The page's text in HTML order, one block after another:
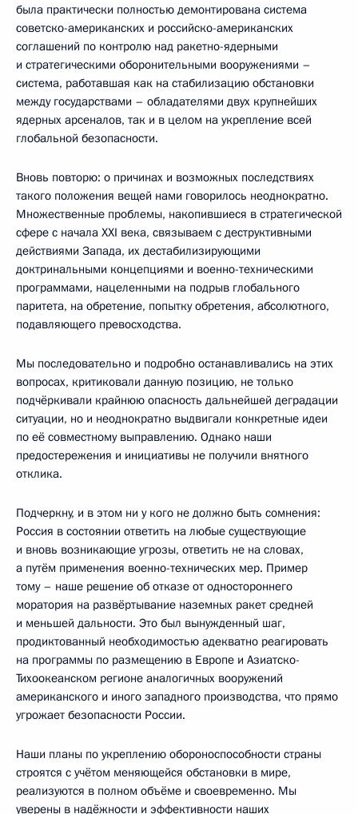
была практически полностью демонтирована система
советско-американских и российско-американских
соглашений по контролю над ракетно-ядерными
и стратегическими оборонительными вооружениями –
система, работавшая как на стабилизацию обстановки
между государствами – обладателями двух крупнейших
ядерных арсеналов, так и в целом на укрепление всей
глобальной безопасности.
Вновь повторю: о причинах и возможных последствиях
такого положения вещей нами говорилось неоднократно.
Множественные проблемы, накопившиеся в стратегической
сфере с начала XXI века, связываем с деструктивными
действиями Запада, их дестабилизирующими
доктринальными концепциями и военно-техническими
программами, нацеленными на подрыв глобального
паритета, на обретение, попытку обретения, абсолютного,
подавляющего превосходства.
Мы последовательно и подробно останавливались на этих
вопросах, критиковали данную позицию, не только
подчёркивали крайнюю опасность дальнейшей деградации
ситуации, но и неоднократно выдвигали конкретные идеи
по её совместному выправлению. Однако наши
предостережения и инициативы не получили внятного
отклика.
Подчеркну, и в этом ни у кого не должно быть сомнения:
Россия в состоянии ответить на любые существующие
и вновь возникающие угрозы, ответить не на словах,
а путём применения военно-технических мер. Пример
тому – наше решение об отказе от одностороннего
моратория на развёртывание наземных ракет средней
и меньшей дальности. Это был вынужденный шаг,
продиктованный необходимостью адекватно реагировать
на программы по размещению в Европе и Азиатско-
Тихоокеанском регионе аналогичных вооружений
американского и иного западного производства, что прямо
угрожает безопасности России.
Наши планы по укреплению обороноспособности страны
строятся с учётом меняющейся обстановки в мире,
реализуются в полном объёме и своевременно. Мы
уверены в надёжности и эффективности наших